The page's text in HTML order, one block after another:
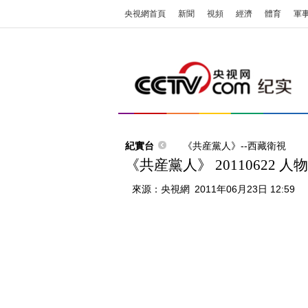
央視網首頁 新聞 視頻 經濟 體育 軍
紀實台 《共産黨人》--西藏衛視
《共産黨人》 20110622
來源： 央視網 2011年06月23日 12:59